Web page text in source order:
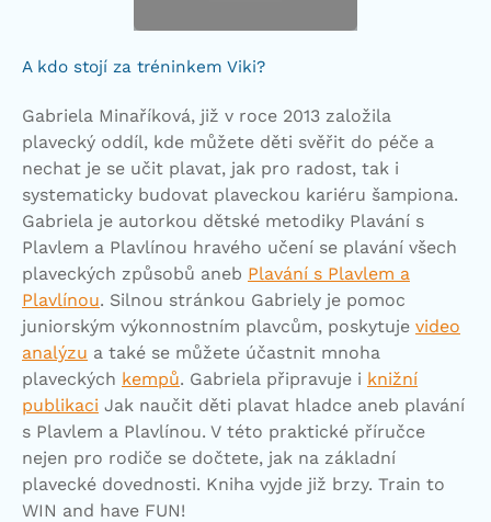
A kdo stojí za tréninkem Viki?
Gabriela Minaříková, již v roce 2013 založila
plavecký oddíl, kde můžete děti svěřit do péče a
nechat je se učit plavat, jak pro radost, tak i
systematicky budovat plaveckou kariéru šampiona.
Gabriela je autorkou dětské metodiky Plavání s
Plavlem a Plavlínou hravého učení se plavání všech
plaveckých způsobů aneb Plavání s Plavlem a
Plavlínou. Silnou stránkou Gabriely je pomoc
juniorským výkonnostním plavcům, poskytuje video
analýzu a také se můžete účastnit mnoha
plaveckých kempů. Gabriela připravuje i knižní
publikaci Jak naučit děti plavat hladce aneb plavání
s Plavlem a Plavlínou. V této praktické příručce
nejen pro rodiče se dočtete, jak na základní
plavecké dovednosti. Kniha vyjde již brzy. Train to
WIN and have FUN!